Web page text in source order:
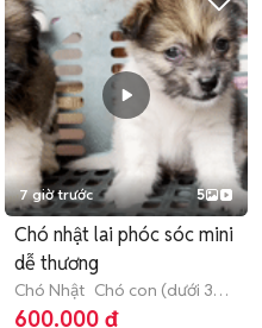
7 giờ trước 5
Chó nhật lai phóc sóc mini
dễ thương
Chó Nhật Chó con (dưới 3
tháng tuổi)
600.000 đ